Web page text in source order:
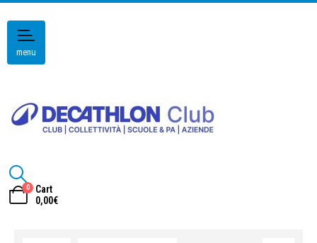
menu
0
Cart
0,00€